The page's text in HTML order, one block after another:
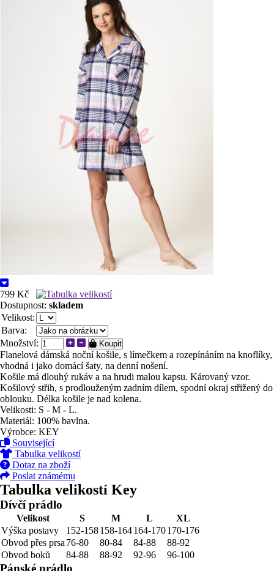
799 Kč
Dostupnost: skladem
Velikost:
Barva:
Množství:
Koupit
Flanelová dámská noční košile, s límečkem a rozepínáním na knoflíky,
vhodná i jako domácí šaty, na denní nošení.
Košile má dlouhý rukáv a na hrudi malou kapsu. Károvaný vzor.
Košilový střih, s prodlouženým zadním dílem, spodní okraj střižený do
oblouku. Délka košile je nad kolena.
Velikosti: S - M - L.
Materiál: 100% bavlna.
Výrobce: KEY
Související
Tabulka velikostí
Dotaz na zboží
Poslat známému
Tabulka velikostí Key
Dívčí prádlo
Velikost S M L
XL
Výška postavy
152-158158-164164-170170-176
Obvod přes prsa 76-80 80-84 84-88
88-92
Obvod boků
84-88 88-92 92-96 96-100
Pánské prádlo